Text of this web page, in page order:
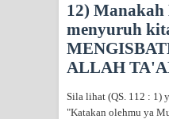
12)
menyuruh
ALLAH
Sila lihat (QS. 112 : 1)
"Katakan olehmu ya